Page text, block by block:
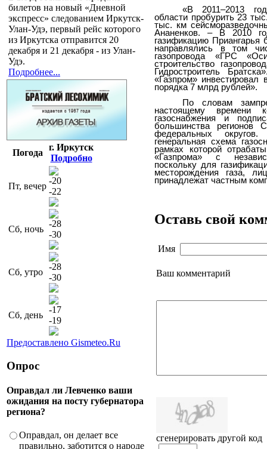
билетов на новый «Дневной
экспресс» следованием Иркутск-
Улан-Удэ, первый рейс которого
из Иркутска отправится 20
декабря и 21 декабря - из Улан-
Удэ.
Подробнее...
Погода
г. Иркутск
Подробно
Пт, вечер
-20
-22
Сб, ночь
-28
-30
Сб, утро
-28
-30
Сб, день
-17
-19
Предоставлено Gismeteo.Ru
Опрос
Оправдал ли Левченко ваши
ожидания на посту губернатора
региона?
Оправдал, он делает все
правильно, заботится о народе
«В 2011–2013
области пробурить 23
тыс. км
Ананенков. – В 2010
газификацию Приангарья
направлялись в том
газопровода «ГРС
строительство
Гидростроитель
«Газпром» инвестировал
порядка 7 млрд рублей».
По словам
настоящему времени
газоснабжения и
большинства регионов
федеральных
генеральная схема
рамках которой
«Газпрома» с
поскольку для
месторождения газа,
принадлежат частным
Оставь свой
Имя
Ваш комментарий
сгенерировать другой код